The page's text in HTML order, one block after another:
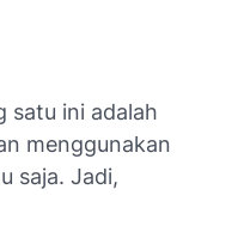
satu ini adalah
menggunakan
saja. Jadi,